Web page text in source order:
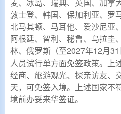
敦士登、韩国、保加利亚、罗
北马其顿、马耳他、爱沙尼亚
阿根廷、智利、秘鲁、乌拉圭
林、俄罗斯（至2027年12月
人员试行单方面免签政策。上
经商、旅游观光、探亲访友、
天，可免签入境。上述国家不
境前办妥来华签证。